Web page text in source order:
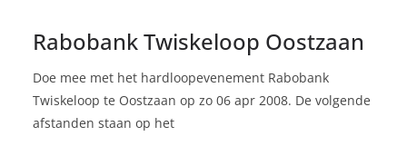
Rabobank Twiskeloop Oostzaan
Doe mee met het hardloopevenement Rabobank
Twiskeloop te Oostzaan op zo 06 apr 2008. De volgende
afstanden staan op het